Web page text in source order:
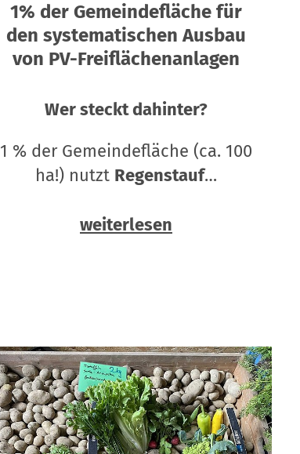
1% der Gemeindefläche für
den systematischen Ausbau
von PV-Freiflächenanlagen
Wer steckt dahinter?
1 % der Gemeindefläche (ca. 100
ha!) nutzt Regenstauf…
weiterlesen